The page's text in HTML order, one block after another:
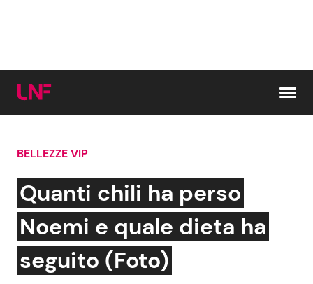
Cerca:
News e Cronaca
Attualità Italiana
Gossip e TV
Bellezze VIP
BELLEZZE VIP
Quanti chili ha perso
Noemi e quale dieta ha
seguito (Foto)